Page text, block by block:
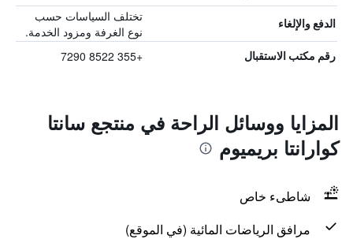
الدفع والإلغاء
تختلف السياسات حسب
نوع الغرفة ومزود الخدمة.
رقم مكتب الاستقبال +355 8522 7290
المزايا ووسائل الراحة في منتجع سانتا
كوارانتا بريميوم
شاطىء خاص
مرافق الرياضات المائية (في الموقع)